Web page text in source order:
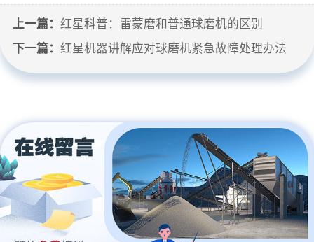
上一篇： 红星科普：雷蒙磨和普通球磨机的区别
下一篇： 红星机器讲解应对球磨机紧急故障处理办法